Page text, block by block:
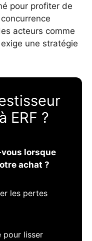
pour profiter de
acteurs comme
une stratégie
ERF ?
lorsque
achat ?
les pertes
pour lisser